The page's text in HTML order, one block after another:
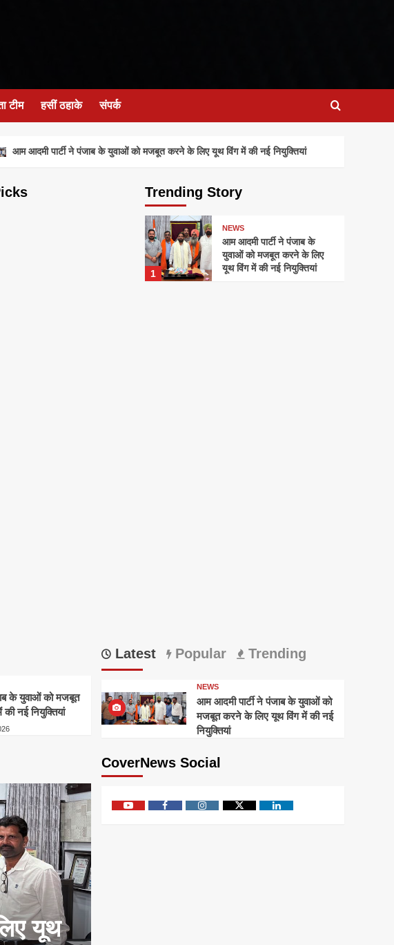
टीम हसीं ठहाके संपर्क
आम आदमी पार्टी ने पंजाब के युवाओं को मजबूत करने के लिए यूथ विंग में की नई नियुक्तियां
Trending Story
1
NEWS
आम आदमी पार्टी ने पंजाब के
युवाओं को मजबूत करने के लिए
यूथ विंग में की नई नियुक्तियां
के युवाओं को मजबूत
नई नियुक्तियां
यूथ
Latest Popular Trending
NEWS
आम आदमी पार्टी ने पंजाब के युवाओं को
मजबूत करने के लिए यूथ विंग में की नई
नियुक्तियां
CoverNews Social
YoutubeFacebookInstagramTwitter Linkedin